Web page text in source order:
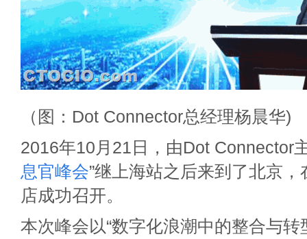
（图：Dot Connector总经理杨晨华)
2016年10月21日，由Dot Connector
息官峰会”继上海站之后来到了北京
店成功召开。
本次峰会以“数字化浪潮中的整合与转